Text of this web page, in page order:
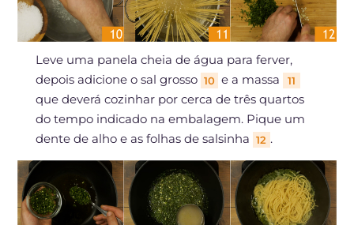
Leve uma panela cheia de água para ferver,
depois adicione o sal grosso 10 e a massa 11
que deverá cozinhar por cerca de três quartos
do tempo indicado na embalagem. Pique um
dente de alho e as folhas de salsinha 12 .